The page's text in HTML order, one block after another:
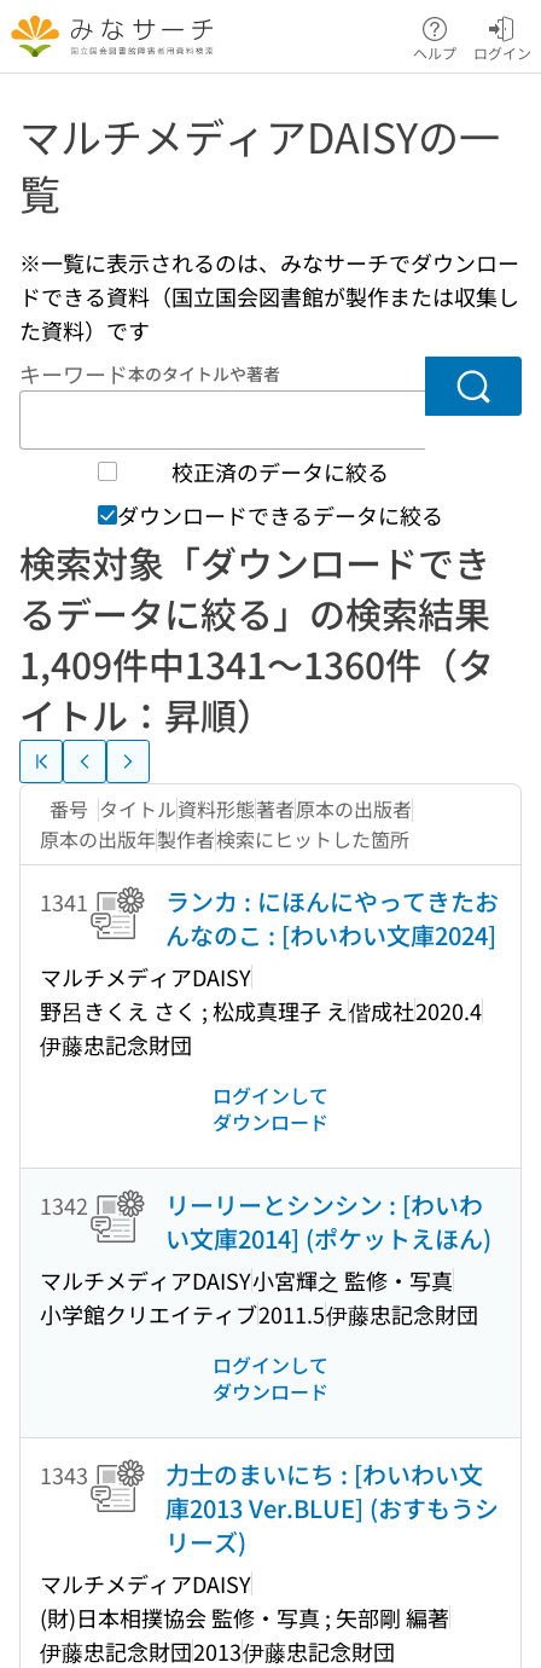
本文へ移動
ヘルプ ログイン
マルチメディアDAISYの一
覧
※一覧に表示されるのは、みなサーチでダウンロー
ドできる資料（国立国会図書館が製作または収集し
た資料）です
キーワード本のタイトルや著者
検索
校正済のデータに絞る
ダウンロードできるデータに絞る
検索対象「ダウンロードでき
るデータに絞る」の検索結果
1,409件中1341〜1360件（タ
イトル：昇順）
最初のページに戻る
前のページに戻る
次のページに進む
番号 タイトル資料形態著者原本の出版者
原本の出版年製作者検索にヒットした箇所
1341
ランカ : にほんにやってきたお
んなのこ : [わいわい文庫2024]
マルチメディアDAISY
野呂きくえ さく ; 松成真理子 え 偕成社2020.4
伊藤忠記念財団
ログインして
ダウンロード
1342
リーリーとシンシン : [わいわ
い文庫2014] (ポケットえほん)
マルチメディアDAISY小宮輝之 監修・写真
小学館クリエイティブ2011.5伊藤忠記念財団
ログインして
ダウンロード
1343
力士のまいにち : [わいわい文
庫2013 Ver.BLUE] (おすもうシ
リーズ)
マルチメディアDAISY
(財)日本相撲協会 監修・写真 ; 矢部剛 編著
伊藤忠記念財団2013伊藤忠記念財団